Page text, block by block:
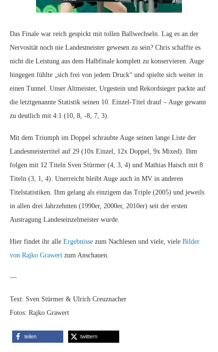
Das Finale war reich gespickt mit tollen Ballwechseln. Lag es an der
Nervosität noch nie Landesmeister gewesen zu sein? Chris schaffte es
nicht die Leistung aus dem Halbfinale komplett zu konservieren. Auge
hingegen fühlte „sich frei von jedem Druck“ und spielte sich weiter in
einen Tunnel. Unser Altmeister, Urgestein und Rekordsieger packte auf
die letztgenannte Statistik seinen 10. Einzel-Titel drauf – Auge gewann
zu deutlich mit 4:1 (10, 8, -8, 7, 3).
Mit dem Triumph im Doppel schraubte Auge seinen lange Liste der
Landesmeistertitel auf 29 (10x Einzel, 12x Doppel, 9x Mixed). Ihm
folgen mit 12 Titeln Sven Stürmer (4, 3, 4) und Mathias Haisch mit 8
Titeln (3, 1, 4). Unerreicht bleibt Auge auch in MV in anderen
Titelstatistiken. Ihm gelang als einzigem das Triple (2005) und jeweils
in allen drei Jahrzehnten (1990er, 2000er, 2010er) seit der ersten
Austragung Landeseinzelmeister wurde.
Hier findet ihr alle Ergebnisse zum Nachlesen und viele, viele Bilder
von Rajko Grawert zum Anschauen.
—
Text: Sven Stürmer & Ulrich Creuznacher
Fotos: Rajko Grawert
teilen twittern